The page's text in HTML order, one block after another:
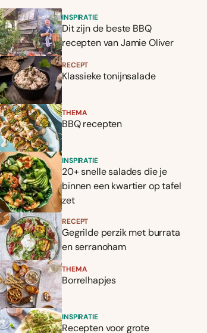
INSPIRATIE
Dit zijn de beste BBQ
recepten van Jamie Oliver
RECEPT
Klassieke tonijnsalade
THEMA
BBQ recepten
INSPIRATIE
20+ snelle salades die je
binnen een kwartier op tafel
zet
RECEPT
Gegrilde perzik met burrata
en serranoham
THEMA
Borrelhapjes
INSPIRATIE
Recepten voor grote